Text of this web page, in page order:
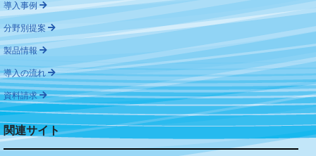
導入事例
分野別提案
製品情報
導入の流れ
資料請求
関連サイト